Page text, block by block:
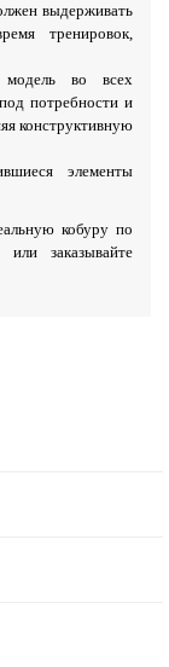
выдерживать
тренировок,
модель во всех
потребности и
конструктивную
элементы
кобуру по
или заказывайте